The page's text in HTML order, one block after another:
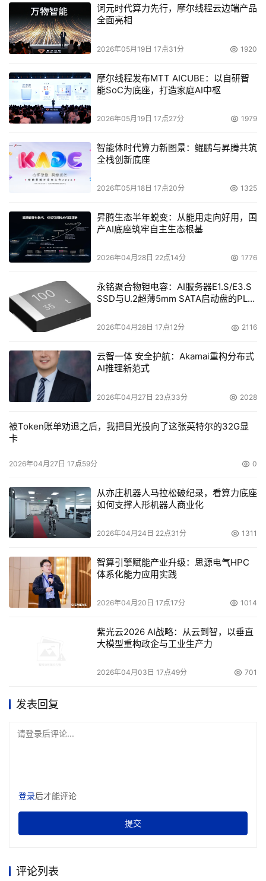
词元时代算力先行，摩尔线程云边端产品
全面亮相
2026年05月19日 17点31分 1920
摩尔线程发布MTT AICUBE：以自研智
能SoC为底座，打造家庭AI中枢
2026年05月19日 17点27分 1979
智能体时代算力新图景：鲲鹏与昇腾共筑
全栈创新底座
2026年05月18日 17点20分 1325
昇腾生态半年蜕变：从能用走向好用，国
产AI底座筑牢自主生态根基
2026年04月28日 22点14分 1776
永铭聚合物钽电容：AI服务器E1.S/E3.S
SSD与U.2超薄5mm SATA启动盘的PLP
2026年04月28日 17点12分 2116
云智一体 安全护航：Akamai重构分布式
AI推理新范式
2026年04月27日 23点33分 2028
被Token账单劝退之后，我把目光投向了这张英特尔的32G显
卡
2026年04月27日 17点59分 0
从亦庄机器人马拉松破纪录，看算力底座
如何支撑人形机器人商业化
2026年04月24日 22点31分 1311
智算引擎赋能产业升级：思源电气HPC
体系化能力应用实践
2026年04月20日 17点17分 1014
紫光云2026 AI战略：从云到智，以垂直
大模型重构政企与工业生产力
2026年04月03日 17点49分 701
发表回复
请登录后评论...
登录后才能评论
提交
评论列表